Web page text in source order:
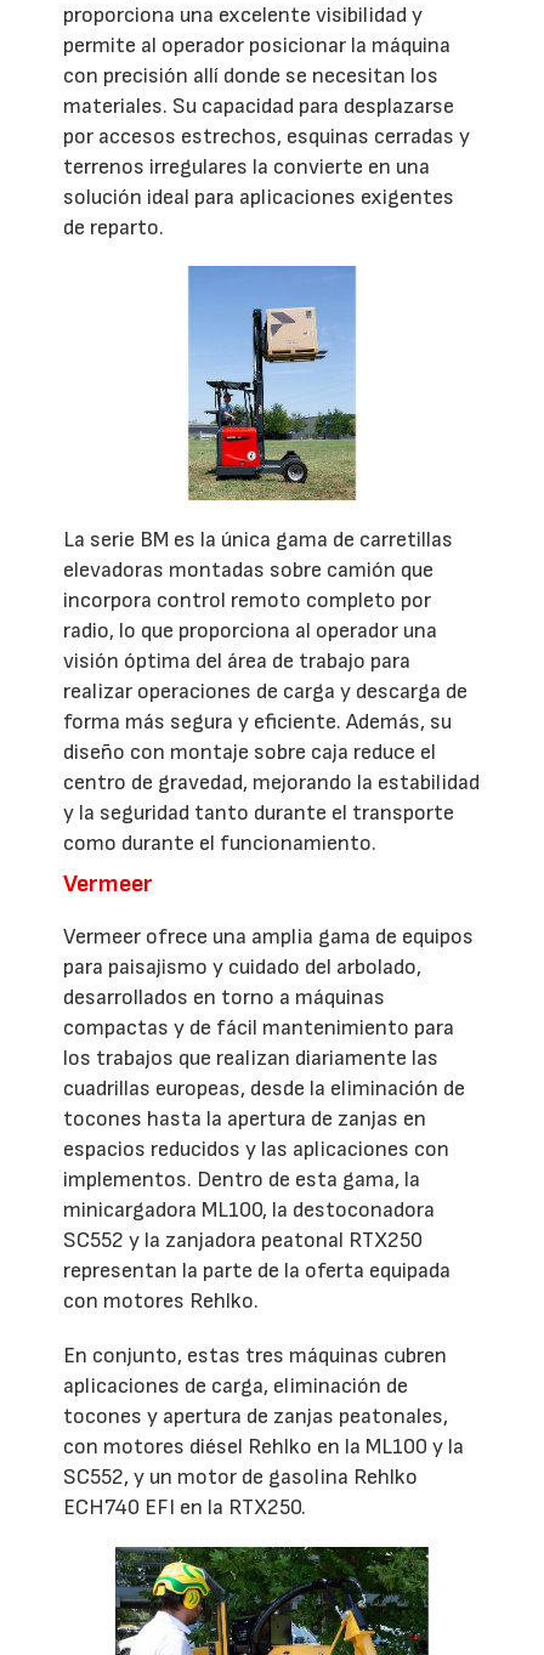
proporciona una excelente visibilidad y
permite al operador posicionar la máquina
con precisión allí donde se necesitan los
materiales. Su capacidad para desplazarse
por accesos estrechos, esquinas cerradas y
terrenos irregulares la convierte en una
solución ideal para aplicaciones exigentes
de reparto.
La serie BM es la única gama de carretillas
elevadoras montadas sobre camión que
incorpora control remoto completo por
radio, lo que proporciona al operador una
visión óptima del área de trabajo para
realizar operaciones de carga y descarga de
forma más segura y eficiente. Además, su
diseño con montaje sobre caja reduce el
centro de gravedad, mejorando la estabilidad
y la seguridad tanto durante el transporte
como durante el funcionamiento.
Vermeer
Vermeer ofrece una amplia gama de equipos
para paisajismo y cuidado del arbolado,
desarrollados en torno a máquinas
compactas y de fácil mantenimiento para
los trabajos que realizan diariamente las
cuadrillas europeas, desde la eliminación de
tocones hasta la apertura de zanjas en
espacios reducidos y las aplicaciones con
implementos. Dentro de esta gama, la
minicargadora ML100, la destoconadora
SC552 y la zanjadora peatonal RTX250
representan la parte de la oferta equipada
con motores Rehlko.
En conjunto, estas tres máquinas cubren
aplicaciones de carga, eliminación de
tocones y apertura de zanjas peatonales,
con motores diésel Rehlko en la ML100 y la
SC552, y un motor de gasolina Rehlko
ECH740 EFI en la RTX250.